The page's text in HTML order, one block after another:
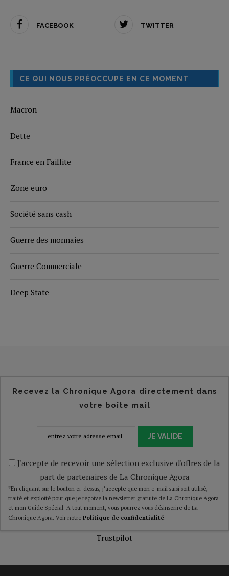
FACEBOOK TWITTER
CE QUI NOUS PRÉOCCUPE EN CE MOMENT
Macron
Dette
France en Faillite
Zone euro
Société sans cash
Guerre des monnaies
Guerre Commerciale
Deep State
Recevez la Chronique Agora directement dans
votre boîte mail
JE VALIDE
J'accepte de recevoir une sélection exclusive d'offres de la
part de partenaires de La Chronique Agora
*En cliquant sur le bouton ci-dessus, j’accepte que mon e-mail saisi soit utilisé,
traité et exploité pour que je reçoive la newsletter gratuite de La Chronique Agora
et mon Guide Spécial. A tout moment, vous pourrez vous désinscrire de La
Chronique Agora. Voir notre Politique de confidentialité.
Trustpilot